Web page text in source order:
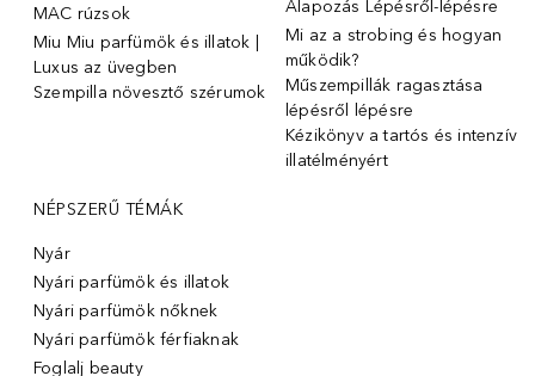
MAC rúzsok
Miu Miu parfümök és illatok |
Luxus az üvegben
Szempilla növesztő szérumok
Alapozás Lépésről-lépésre
Mi az a strobing és hogyan
működik?
Műszempillák ragasztása
lépésről lépésre
Kézikönyv a tartós és intenzív
illatélményért
NÉPSZERŰ TÉMÁK
Nyár
Nyári parfümök és illatok
Nyári parfümök nőknek
Nyári parfümök férfiaknak
Foglalj beauty